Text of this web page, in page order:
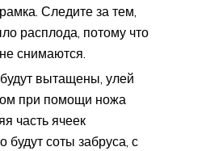
Следите за тем,
расплода, потому что
снимаются.
вытащены, улей
при помощи ножа
часть ячеек
будут соты забруса, с